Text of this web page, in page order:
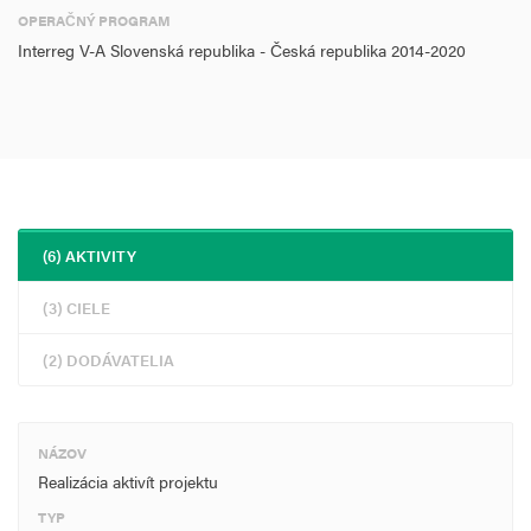
OPERAČNÝ PROGRAM
Interreg V-A Slovenská republika - Česká republika 2014-2020
(6) AKTIVITY
(3) CIELE
(2) DODÁVATELIA
NÁZOV
Realizácia aktivít projektu
TYP